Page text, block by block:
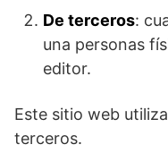
De terceros:
una personas
editor.
Este sitio web
terceros.